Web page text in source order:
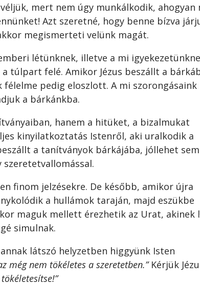
mert nem úgy munkálkodik, ahogyan
Azt szeretné, hogy benne bízva
megismerteti velünk magát.
létünknek, illetve a mi
túlpart felé. Amikor Jézus beszállt a
pedig eloszlott. A mi szorongásaink
a bárkánkba.
hanem a hitüket, a bizalmukat
kinyilatkoztatás Istenről, aki uralkodik a
a tanítványok bárkájába, jóllehet
szeretetvallomással.
finom jelzésekre. De később, amikor újra
a hullámok taraján, majd eszükbe
maguk mellett érezhetik az Urat, akinek
simulnak.
látszó helyzetben higgyünk Isten
még nem tökéletes a szeretetben.”Kérjük